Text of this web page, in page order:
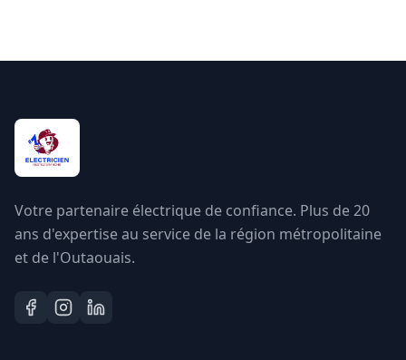
Votre partenaire électrique de confiance. Plus de 20
ans d'expertise au service de la région métropolitaine
et de l'Outaouais.